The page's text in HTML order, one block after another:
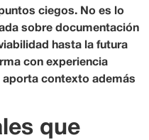
ciegos. No es lo
sobre documentación
hasta la futura
con experiencia
aporta contexto además
que